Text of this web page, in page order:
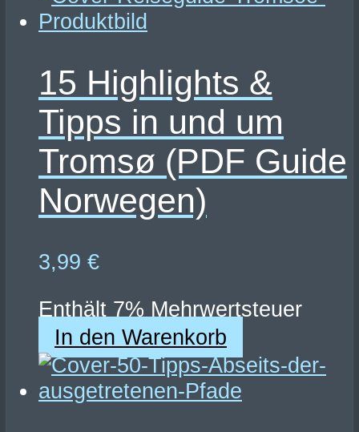
15 Highlights &
Tipps in und um
Tromsø (PDF Guide
Norwegen)
3,99 €
Enthält 7% Mehrwertsteuer
In den Warenkorb